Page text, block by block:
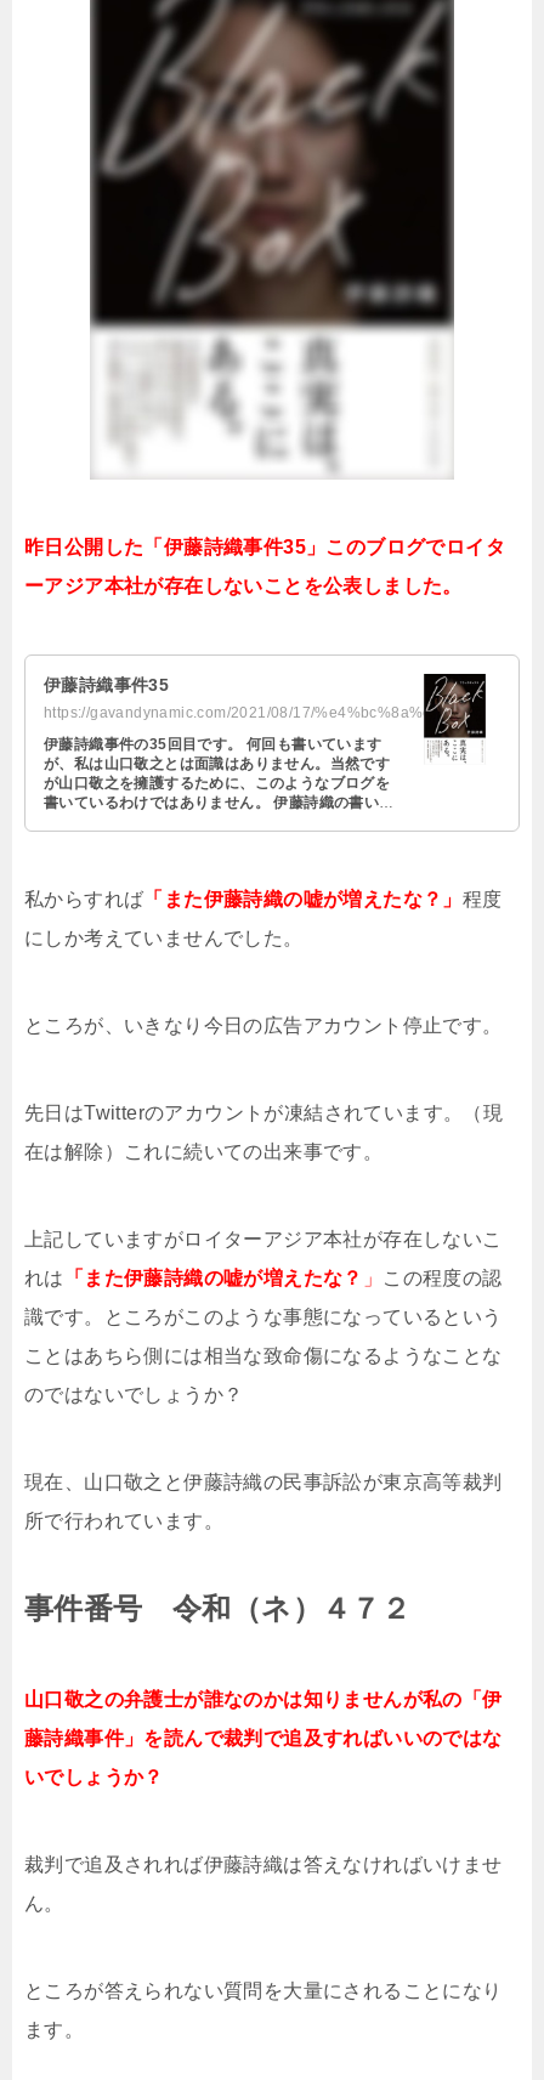
昨日公開した「伊藤詩織事件35」このブログでロイタ
ーアジア本社が存在しないことを公表しました。
伊藤詩織事件35
伊藤詩織事件の35回目です。 何回も書いています
が、私は山口敬之とは面識はありません。当然です
が山口敬之を擁護するために、このようなブログを
書いているわけではありません。 伊藤詩織の書いた
私からすれば 「また伊藤詩織の嘘が増えたな？」 程度
にしか考えていませんでした。
ところが、いきなり今日の広告アカウント停止です。
先日はTwitterのアカウントが凍結されています。（現
在は解除）これに続いての出来事です。
上記していますがロイターアジア本社が存在しないこ
れは
「また伊藤詩織の嘘が増えたな？ 」
この程度の認
識です。ところがこのような事態になっているという
ことはあちら側には相当な致命傷になるようなことな
のではないでしょうか？
現在、山口敬之と伊藤詩織の民事訴訟が東京高等裁判
所で行われています。
事件番号 令和（ネ）４７２
山口敬之の弁護士が誰なのかは知りませんが私の「伊
藤詩織事件」を読んで裁判で追及すればいいのではな
いでしょうか？
裁判で追及されれば伊藤詩織は答えなければいけませ
ん。
ところが答えられない質問を大量にされることになり
ます。